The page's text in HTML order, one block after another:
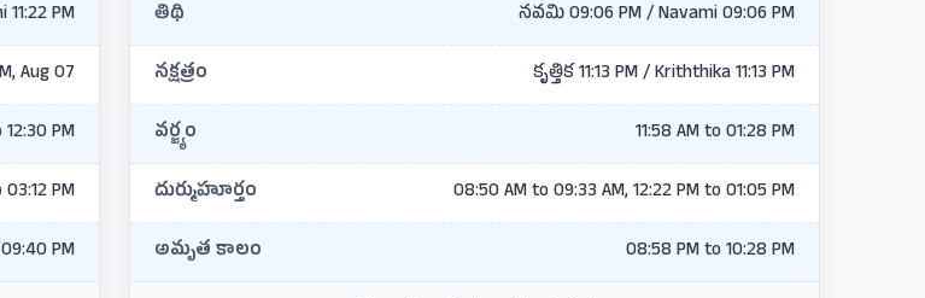
PM
Aug 07
PM
PM
PM
తిథి నవమి 09:06 PM / Navami 09:06 PM
నక్షత్రం కృత్తిక 11:13 PM / Kriththika 11:13 PM
వర్జ్యం 11:58 AM to 01:28 PM
దుర్ముహూర్తం 08:50 AM to 09:33 AM, 12:22 PM to 01:05 PM
అమృత కాలం 08:58 PM to 10:28 PM